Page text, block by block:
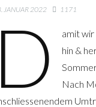
JANUAR 2022 1171
D
amit wir
hin &
Nach